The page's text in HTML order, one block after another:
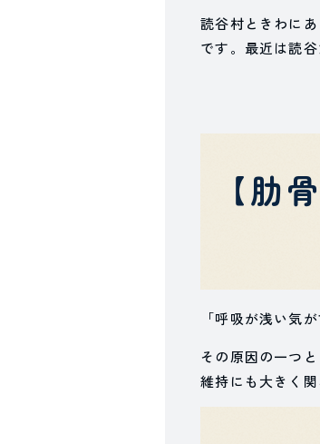
読谷村ときわに
です。最近は読
【肋
「呼吸が浅い気
その原因の一つ
維持にも大きく